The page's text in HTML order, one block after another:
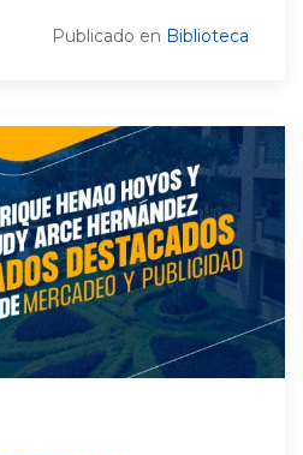
Publicado en Biblioteca